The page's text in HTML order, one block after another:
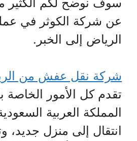
عن شركة الكوثر في
الرياض إلى الخبر.
شركة نقل عفش من
تقدم كل الأمور
المملكة العربية
انتقال إلى منزل جديد،